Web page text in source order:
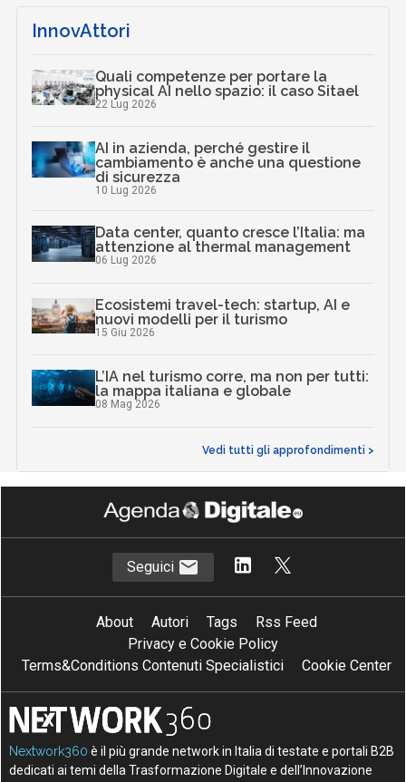
InnovAttori
Quali competenze per portare la
physical AI nello spazio: il caso Sitael
22 Lug 2026
AI in azienda, perché gestire il
cambiamento è anche una questione
di sicurezza
10 Lug 2026
Data center, quanto cresce l’Italia: ma
attenzione al thermal management
06 Lug 2026
Ecosistemi travel-tech: startup, AI e
nuovi modelli per il turismo
15 Giu 2026
L’IA nel turismo corre, ma non per tutti:
la mappa italiana e globale
08 Mag 2026
Vedi tutti gli approfondimenti >
Seguici
About Autori Tags
Rss Feed
Privacy e Cookie Policy
Terms&Conditions Contenuti Specialistici
Cookie Center
Nextwork360 è il più grande network in Italia di testate e portali B2B
dedicati ai temi della Trasformazione Digitale e dell’Innovazione